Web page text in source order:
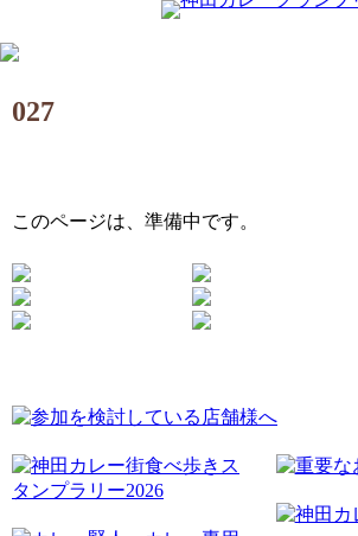
027
このページは、準備中です。